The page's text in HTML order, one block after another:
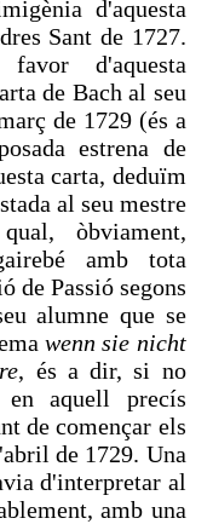
d'aquesta
Sant de 1727.
d'aquesta
de Bach al seu
de 1729 (és a
estrena de
carta, deduïm
al seu mestre
òbviament,
amb tota
de Passió segons
alumne que se
wenn sie nicht
, és a dir, si no
en aquell precís
de començar els
de 1729. Una
d'interpretar al
amb una